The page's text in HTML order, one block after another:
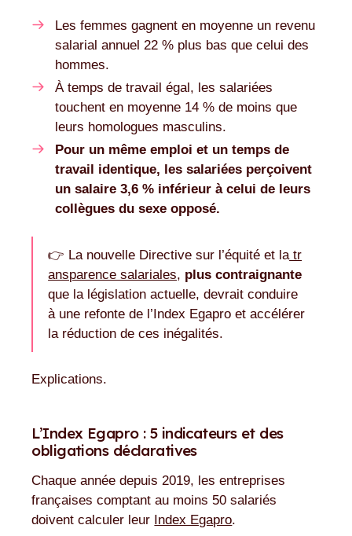
Les femmes gagnent en moyenne un revenu
salarial annuel 22 % plus bas que celui des
hommes.
À temps de travail égal, les salariées
touchent en moyenne 14 % de moins que
leurs homologues masculins.
Pour un même emploi et un temps de
travail identique, les salariées perçoivent
un salaire 3,6 % inférieur à celui de leurs
collègues du sexe opposé.
👉 La nouvelle Directive sur l’équité et la tr
ansparence salariales, plus contraignante
que la législation actuelle, devrait conduire
à une refonte de l’Index Egapro et accélérer
la réduction de ces inégalités.
Explications.
L’Index Egapro : 5 indicateurs et des
obligations déclaratives
Chaque année depuis 2019, les entreprises
françaises comptant au moins 50 salariés
doivent calculer leur Index Egapro.